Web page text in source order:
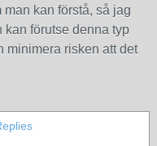
kan förstå, så jag
kan förutse denna typ
minimera risken att det